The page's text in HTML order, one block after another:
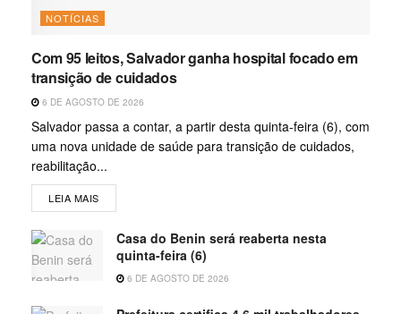
NOTÍCIAS
Com 95 leitos, Salvador ganha hospital focado em
transição de cuidados
6 DE AGOSTO DE 2026
Salvador passa a contar, a partir desta quinta-feira (6), com
uma nova unidade de saúde para transição de cuidados,
reabilitação...
LEIA MAIS
Casa do Benin será reaberta nesta
quinta-feira (6)
6 DE AGOSTO DE 2026